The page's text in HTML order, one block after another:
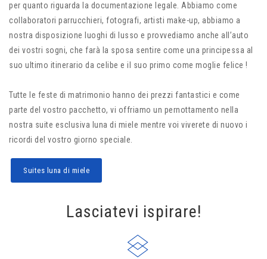
per quanto riguarda la documentazione legale. Abbiamo come
collaboratori parrucchieri, fotografi, artisti make-up, abbiamo a
nostra disposizione luoghi di lusso e provvediamo anche all’auto
dei vostri sogni, che farà la sposa sentire come una principessa al
suo ultimo itinerario da celibe e il suo primo come moglie felice !
Tutte le feste di matrimonio hanno dei prezzi fantastici e come
parte del vostro pacchetto, vi offriamo un pernottamento nella
nostra suite esclusiva luna di miele mentre voi viverete di nuovo i
ricordi del vostro giorno speciale.
Suites luna di miele
Lasciatevi ispirare!